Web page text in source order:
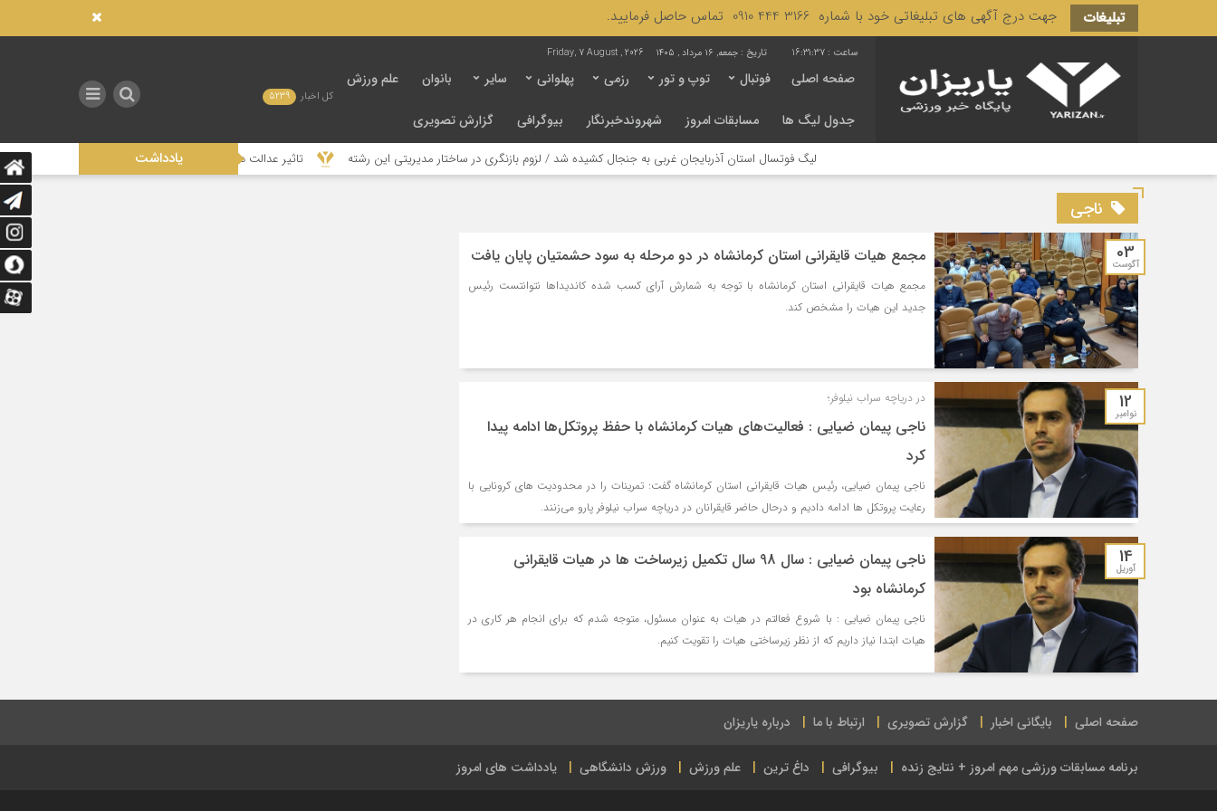
تبلیغات جهت درج آگهی های تبلیغاتی خود با شماره 3166 444 0910 تماس حاصل فرمایید.
16:31:37 تاریخ : جمعه, ۱۶ مرداد , ۱۴۰۵ Friday, 7 August , 2026
صفحه اصلی فوتبال توپ و تور رزمی پهلوانی سایر بانوان علم ورزش
جدول لیگ ها مسابقات امروز شهروندخبرنگار بیوگرافی گزارش تصویری
کل اخبار 5239
یادداشت لیگ فوتسال استان آذربایجان غربی به جنجال کشیده شد / لزوم بازنگری در ساختار مدیریتی این رشته تاثیر عدالت در توزیع امکانات صنعتی بر توسعه ورزش در استان‌های
ناجی
03
آگوست مجمع هیات قایقرانی استان کرمانشاه در دو مرحله به سود حشمتیان پایان یافت
مجمع هیات قایقرانی استان کرمانشاه با توجه به شمارش آرای کسب شده کاندیداها نتوانتست رئیس
جدید این هیات را مشخص کند.
12
نوامبر
در دریاچه سراب نیلوفر؛
ناجی پیمان ضیایی : فعالیت‌های هیات کرمانشاه با حفظ پروتکل‌ها ادامه پیدا
کرد
ناجی پیمان ضیایی، رئیس هیات قایقرانی استان کرمانشاه گفت: تمرینات را در محدودیت های کرونایی با
رعایت پروتکل ها ادامه دادیم و درحال حاضر قایقرانان در دریاچه سراب نیلوفر پارو می‌زنند.
14
آوریل
ناجی پیمان ضیایی : سال 98 سال تکمیل زیرساخت ها در هیات قایقرانی
کرمانشاه بود
ناجی پیمان ضیایی : با شروع فعالتم در هیات به عنوان مسئول، متوجه شدم که برای انجام هر کاری در
هیات ابتدا نیاز داریم که از نظر زیرساختی هیات را تقویت کنیم.
صفحه اصلی بایگانی اخبار گزارش تصویری ارتباط با ما درباره یاریزان
برنامه مسابقات ورزشی مهم امروز + نتایج زنده بیوگرافی داغ ترین علم ورزش ورزش دانشگاهی یادداشت های امروز